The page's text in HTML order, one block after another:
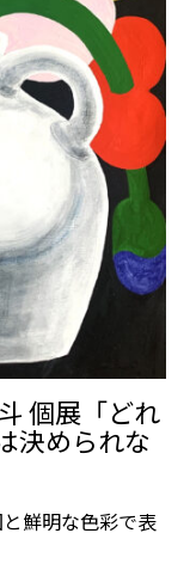
個展「どれ
決められな
鮮明な色彩で表